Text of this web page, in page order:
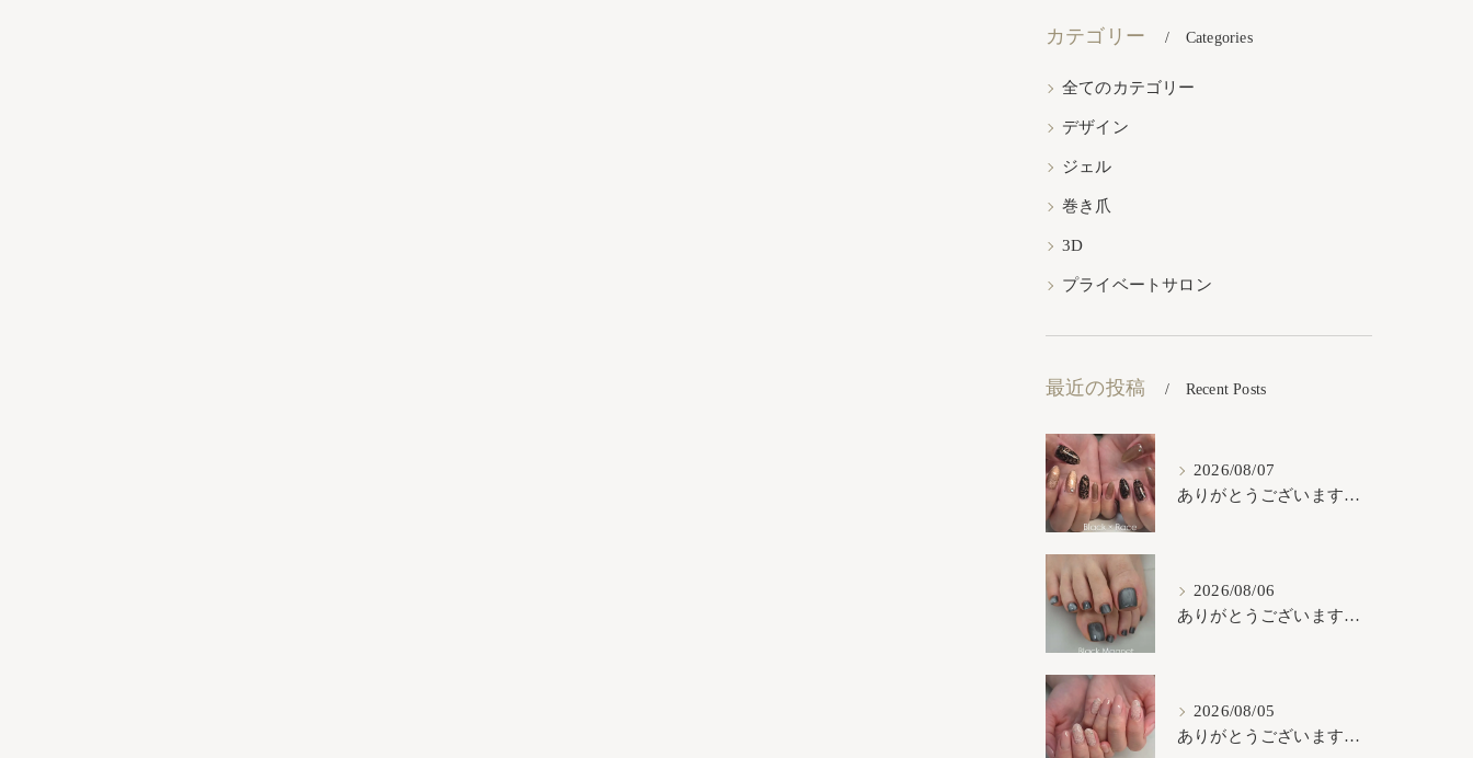
カテゴリー Categories
全てのカテゴリー
デザイン
ジェル
巻き爪
3D
プライベートサロン
最近の投稿 Recent Posts
2026/08/07
ありがとうございます𓂃𓈒𓏸︎︎︎︎
2026/08/06
ありがとうございます𓂃𓈒𓏸︎︎︎︎
2026/08/05
ありがとうございます𓂃𓈒𓏸︎︎︎︎